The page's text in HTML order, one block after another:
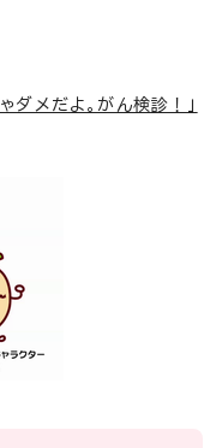
ダメだよ。がん検診！」